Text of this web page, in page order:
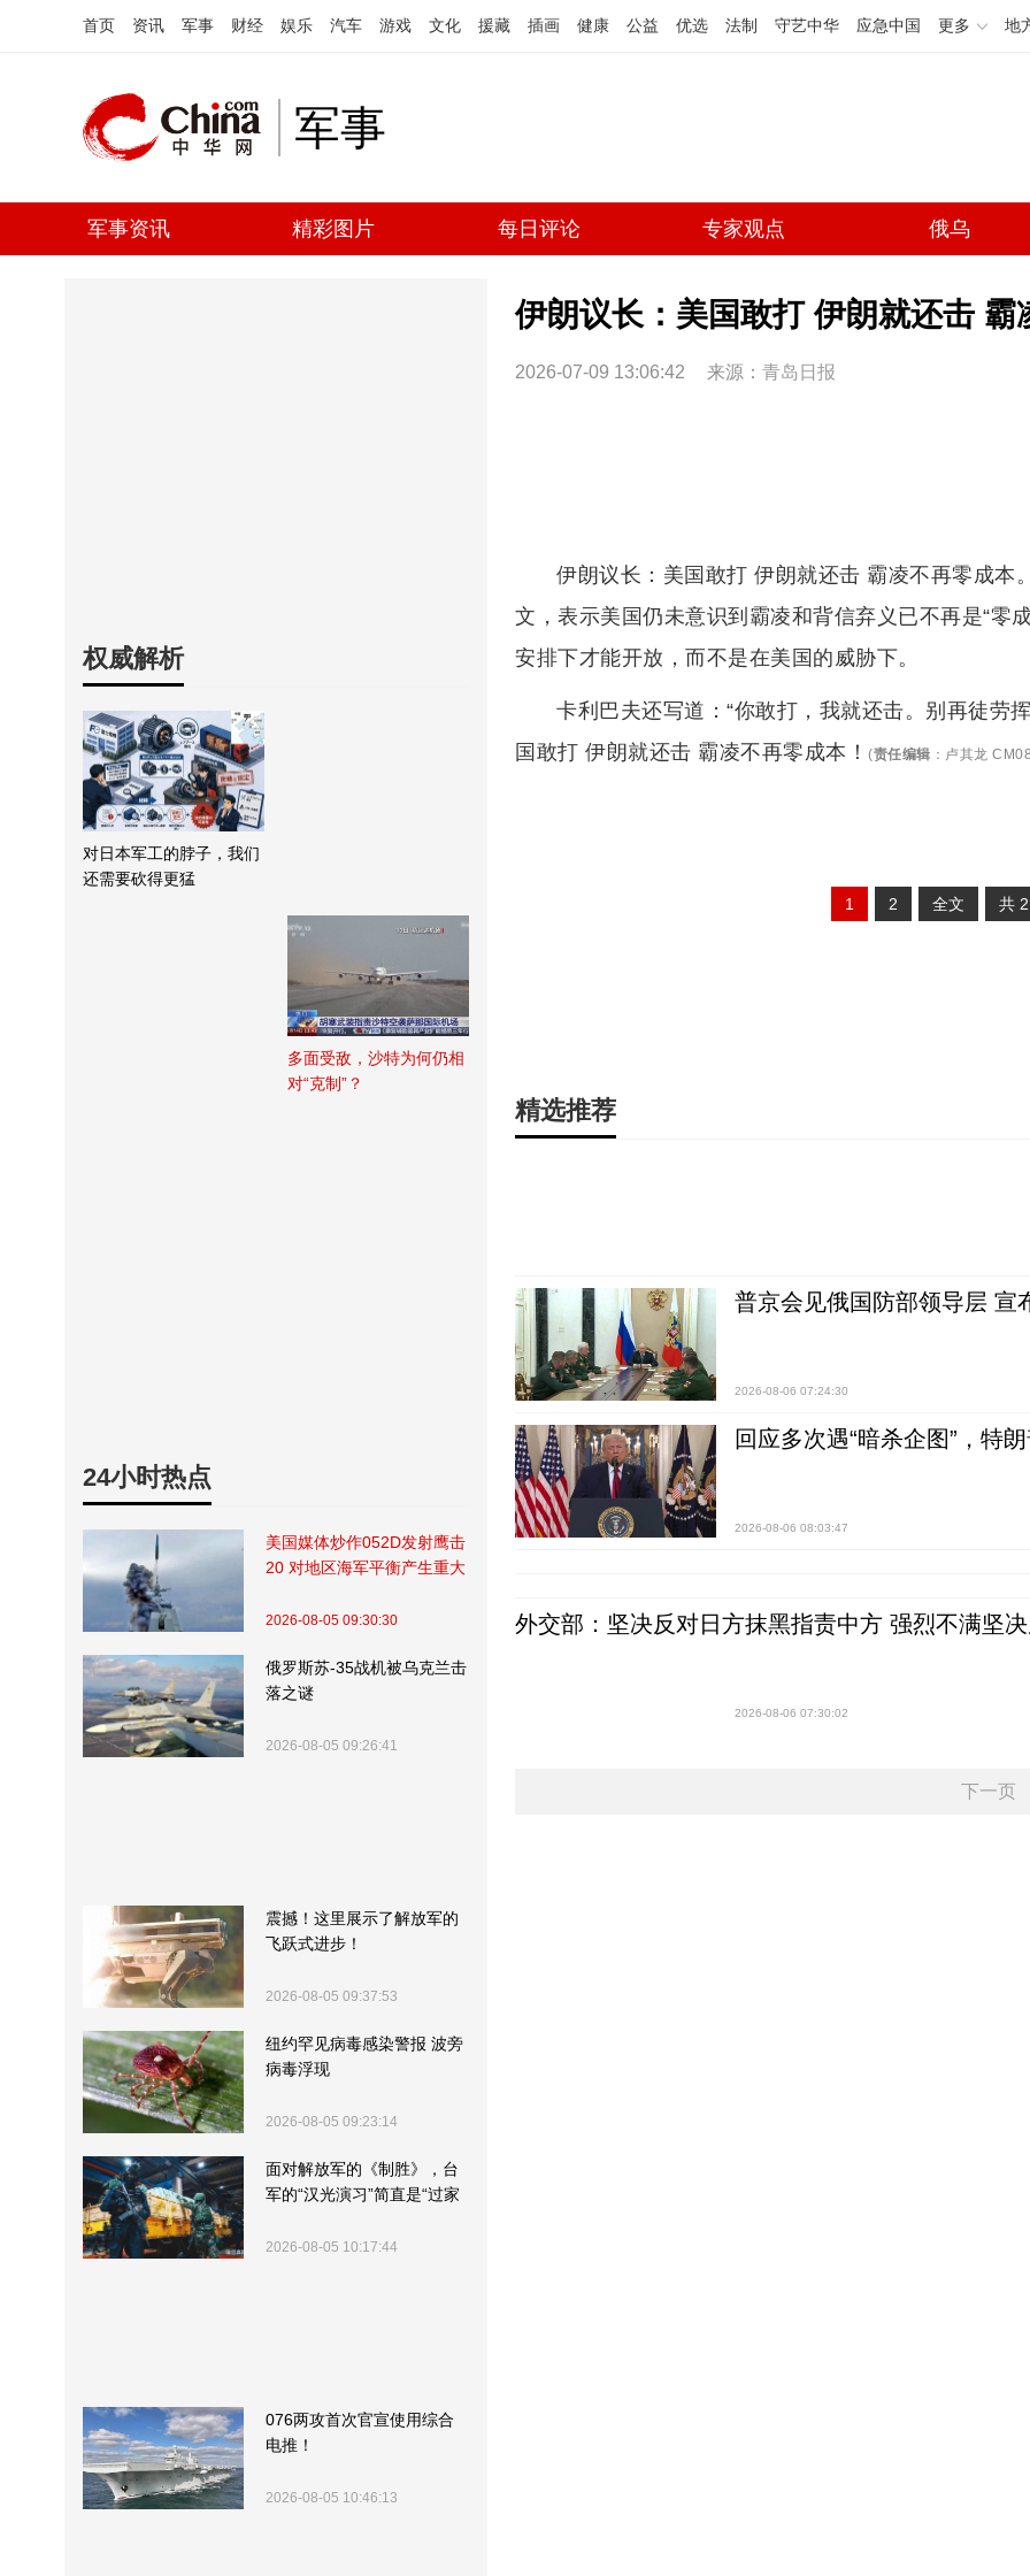
首页 资讯 军事 财经 娱乐 汽车 游戏 文化 援藏 插画 健康 公益 优选 法制 守艺中华 应急中国 更多 地
军事
军事资讯 精彩图片 每日评论 专家观点 俄乌
权威解析
对日本军工的脖子，我们
还需要砍得更猛
多面受敌，沙特为何仍相
对“克制”？
24小时热点
美国媒体炒作052D发射鹰击
20 对地区海军平衡产生重大
2026-08-05 09:30:30
俄罗斯苏-35战机被乌克兰击
落之谜
2026-08-05 09:26:41
震撼！这里展示了解放军的
飞跃式进步！
2026-08-05 09:37:53
纽约罕见病毒感染警报 波旁
病毒浮现
2026-08-05 09:23:14
面对解放军的《制胜》，台
军的“汉光演习”简直是“过家
2026-08-05 10:17:44
076两攻首次官宣使用综合
电推！
2026-08-05 10:46:13
伊朗议长：美国敢打 伊朗就还击 霸
2026-07-09 13:06:42 来源： 青岛日报
伊朗议长：美国敢打 伊朗就还击 霸凌不再零成本
文，表示美国仍未意识到霸凌和背信弃义已不再是“零
安排下才能开放，而不是在美国的威胁下。
卡利巴夫还写道：“你敢打，我就还击。别再徒劳
国敢打 伊朗就还击 霸凌不再零成本！ (责任编辑 ： 卢其龙
1 2 全文 共
精选推荐
普京会见俄国防部领导层 宣
2026-08-06 07:24:30
回应多次遇“暗杀企图”，特
2026-08-06 08:03:47
外交部：坚决反对日方抹黑指责中方 强烈不满坚
2026-08-06 07:30:02
下一页